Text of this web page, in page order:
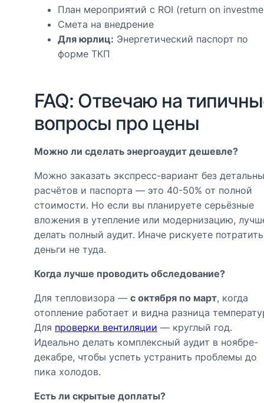
План мероприятий с ROI (return on
Смета на внедрение
Для юрлиц: Энергетический паспорт по
форме ТКП
FAQ: Отвечаю на
вопросы про цены
Можно ли сделать энергоаудит дешевле?
Можно заказать экспресс-вариант без
расчётов и паспорта — это 40-50% от полной
стоимости. Но если вы планируете серьёзные
вложения в утепление или модернизацию,
делать полный аудит. Иначе рискуете потратить
деньги не туда.
Когда лучше проводить обследование?
Для тепловизора — с октября по март, когда
отопление работает и видна разница
Для проверки вентиляции — круглый год.
Идеально делать комплексный аудит в ноябре-
декабре, чтобы успеть устранить проблемы до
пика холодов.
Есть ли скрытые доплаты?